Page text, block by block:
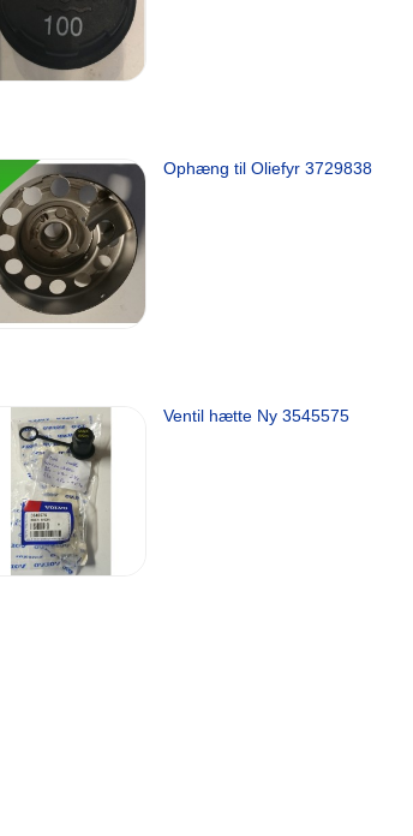
Ophæng til Oliefyr 3729838
Ventil hætte Ny 3545575